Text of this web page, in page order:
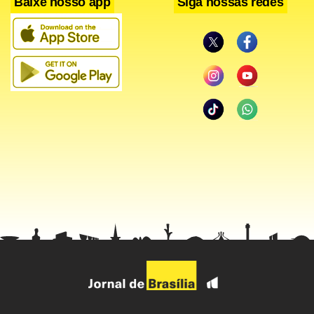
Pulverização
Recursos Naturais Renováveis (Ibama). Até hoje, muitas
atribuições da Pesca são divididas com o órgão ambiental.